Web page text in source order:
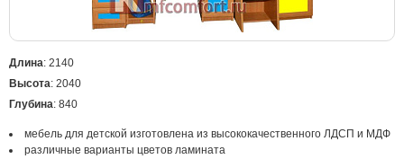
Длина: 2140
Высота: 2040
Глубина: 840
мебель для детской изготовлена из высококачественного ЛДСП и МДФ
различные варианты цветов ламината